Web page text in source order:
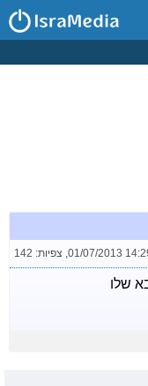
01/07/2013
, צפיות: 142
שלו